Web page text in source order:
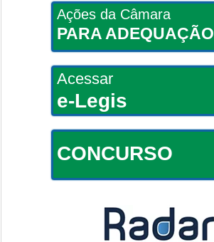
Ações da Câmara
PARA ADEQUAÇÃO
Acessar
e-Legis
CONCURSO